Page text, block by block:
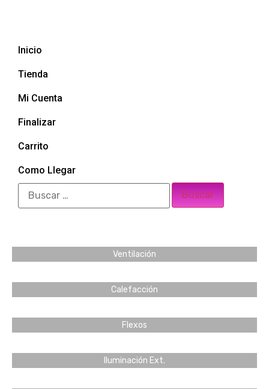
Inicio
Tienda
Mi Cuenta
Finalizar
Carrito
Como Llegar
Ventilación
Calefacción
Flexos
Iluminación Ext.